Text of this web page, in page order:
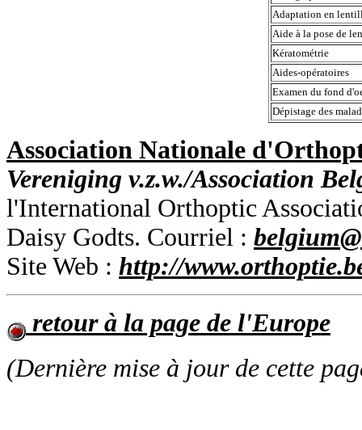
Adaptation en
Aide à la pose de
Kératométrie
Aides-opératoires
Examen du fond
Dépistage des
Association Nationale
Vereniging v.z.w./Association
l'International Orthoptic
Daisy Godts. Courriel :
Site Web : http://
retour à la page de l'Europe
(Dernière mise à jour de cette